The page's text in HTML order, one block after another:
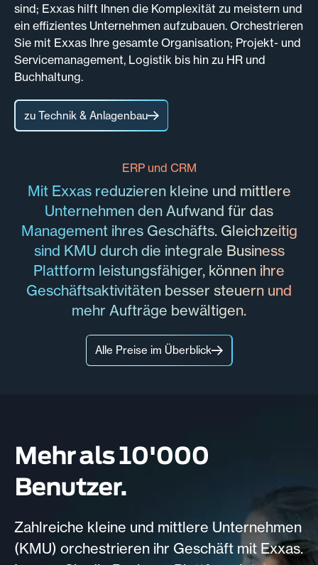
sind; Exxas hilft Ihnen die Komplexität zu meistern und
ein effizientes Unternehmen aufzubauen. Orchestrieren
Sie mit Exxas Ihre gesamte Organisation; Projekt- und
Servicemanagement, Logistik bis hin zu HR und
Buchhaltung.
zu Technik & Anlagenbau
ERP und CRM
Mit Exxas reduzieren kleine und mittlere
Unternehmen den Aufwand für das
Management ihres Geschäfts. Gleichzeitig
sind KMU durch die integrale Business
Plattform leistungsfähiger, können ihre
Geschäftsaktivitäten besser steuern und
mehr Aufträge bewältigen.
Alle Preise im Überblick
Mehr als 10'000
Benutzer.
Zahlreiche kleine und mittlere Unternehmen
(KMU) orchestrieren ihr Geschäft mit Exxas.